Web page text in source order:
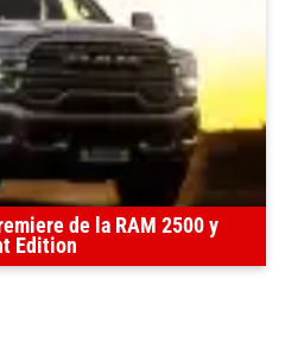
de la RAM 2500 y
Edition